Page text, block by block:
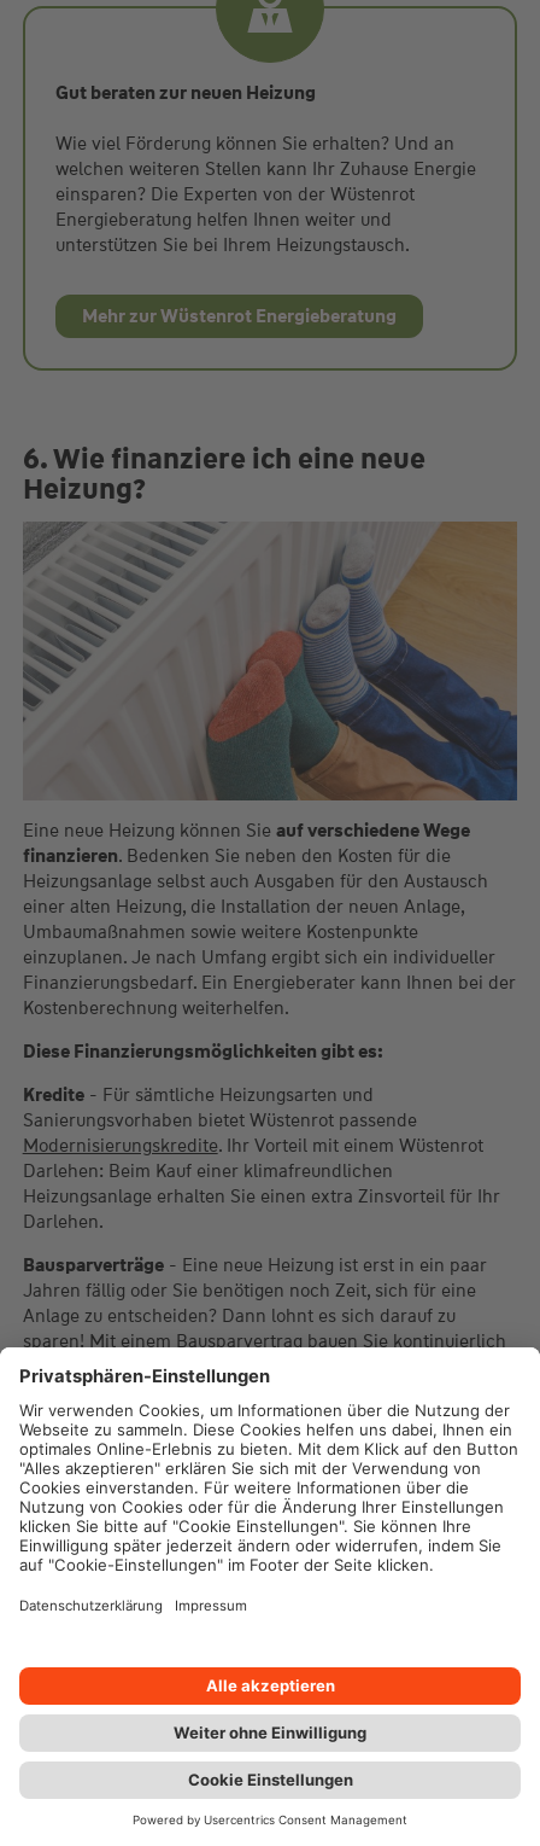
Gut beraten zur neuen Heizung
Wie viel Förderung können Sie erhalten? Und an
welchen weiteren Stellen kann Ihr Zuhause Energie
einsparen? Die Experten von der Wüstenrot
Energieberatung helfen Ihnen weiter und
unterstützen Sie bei Ihrem Heizungstausch.
Mehr zur Wüstenrot Energieberatung
6. Wie finanziere ich eine neue
Heizung?
Eine neue Heizung können Sie auf verschiedene Wege
finanzieren. Bedenken Sie neben den Kosten für die
Heizungsanlage selbst auch Ausgaben für den Austausch
einer alten Heizung, die Installation der neuen Anlage,
Umbaumaßnahmen sowie weitere Kostenpunkte
einzuplanen. Je nach Umfang ergibt sich ein individueller
Finanzierungsbedarf. Ein Energieberater kann Ihnen bei der
Kostenberechnung weiterhelfen.
Diese Finanzierungsmöglichkeiten gibt es:
Kredite- Für sämtliche Heizungsarten und
Sanierungsvorhaben bietet Wüstenrot passende
Modernisierungskredite. Ihr Vorteil mit einem Wüstenrot
Darlehen: Beim Kauf einer klimafreundlichen
Heizungsanlage erhalten Sie einen extra Zinsvorteil für Ihr
Darlehen.
Bausparverträge- Eine neue Heizung ist erst in ein paar
Jahren fällig oder Sie benötigen noch Zeit, sich für eine
Anlage zu entscheiden? Dann lohnt es sich darauf zu
sparen! Mit einemBausparvertragbauen Sie kontinuierlich
Guthaben auf und können dieses in Kombination mit einem
zinsgünstigen Darlehen bequem für den späteren
Heizungskauf verwenden.
Förderungen- Sichern Sie sich die Heizungsförderung,
solange diese verfügbar ist! Denn aktuell erhalten Sie bis zu
80 Prozent der förderfähigen Kosten beim Kauf einer neuen
Heizung erstattet. Zusammen mit weiteren
Finanzierungslösungen gelangen Sie einfach und günstig
finanzieren. Selbst wenn Sie eine Anlage nicht zu 100
Prozent aus eigener Tasche bezahlen – Eigenkapital ist
wichtig, um weitere Kostenpunkte, wie
Sanierungsmaßnahmen, zusätzliche Komponenten oder
eine Heizungsoptimierung zu stemmen.
Chat